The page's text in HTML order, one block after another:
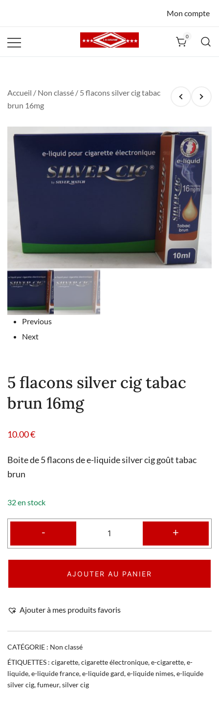
Mon compte
0
Accueil / Non classé / 5 flacons silver cig tabac
brun 16mg
Previous
Next
5 flacons silver cig tabac
brun 16mg
10.00€
Boite de 5 flacons de e-liquide silver cig goût tabac
brun
32 en stock
- +
AJOUTER AU PANIER
Ajouter à mes produits favoris
CATÉGORIE : Non classé
ÉTIQUETTES : cigarette,cigarette électronique,e-cigarette,e-
liquide,e-liquide france,e-liquide gard,e-liquide nimes,e-liquide
silver cig,fumeur,silver cig